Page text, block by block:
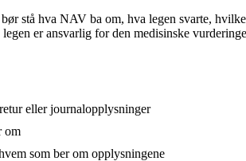
stå hva NAV ba om, hva legen svarte,
er ansvarlig for den medisinske
eller journalopplysninger
om
som ber om opplysningene